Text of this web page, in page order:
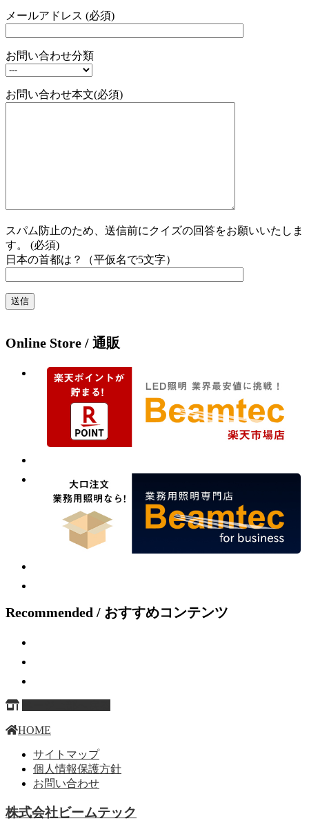
メールアドレス (必須)
お問い合わせ分類
お問い合わせ本文(必須)
スパム防止のため、送信前にクイズの回答をお願いいたしま
す。 (必須)
日本の首都は？（平仮名で5文字）
Online Store / 通販
Recommended / おすすめコンテンツ
HOME
サイトマップ
個人情報保護方針
お問い合わせ
株式会社ビームテック